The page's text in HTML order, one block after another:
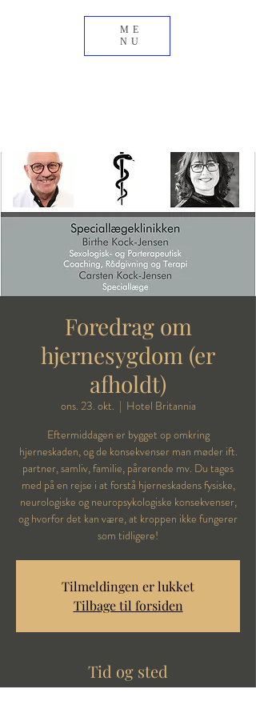
ME
NU
Foredrag om
hjernesygdom (er
afholdt)
ons. 23. okt.
  |
Hotel Britannia
Eftermiddagen er bygget op omkring
hjerneskaden, og de konsekvenser man møder ift.
partner, samliv, familie, pårørende mv. Du tages
med på en rejse i at forstå hjerneskadens fysiske,
neurologiske og neuropsykologiske konsekvenser,
og hvorfor det kan være, at kroppen ikke fungerer
som tidligere!
Tilmeldingen er lukket
Tilbage til forsiden
Tid og sted